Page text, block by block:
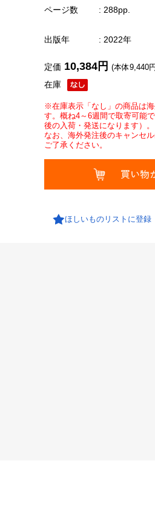
ページ数 : 288pp.
出版年 : 2022年
在庫
定価 10,384円 (本体9,440
※在庫表示「なし」の商品は
す。概ね4～6週間で取寄可能
後の入荷・発送になります）。
なお、海外発注後のキャンセ
ご了承ください。
ほしいものリストに登録